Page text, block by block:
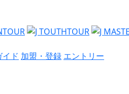
ド 加盟・登録 エントリー